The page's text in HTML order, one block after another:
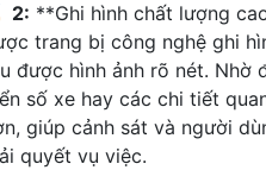
2: **Ghi hình chất lượng
trang bị công nghệ ghi
được hình ảnh rõ nét. Nhờ
số xe hay các chi tiết
giúp cảnh sát và người
quyết vụ việc.